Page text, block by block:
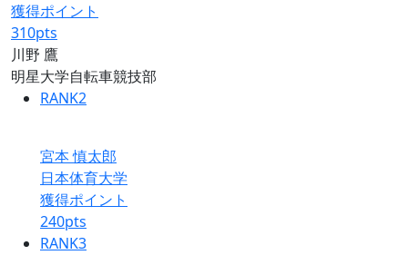
獲得ポイント
310pts
川野 鷹
明星大学自転車競技部
RANK2
宮本 慎太郎
日本体育大学
獲得ポイント
240pts
RANK3